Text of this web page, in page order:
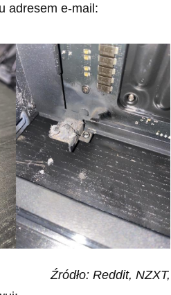
adresem e-mail:
Źródło: Reddit, NZXT,